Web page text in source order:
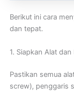
Berikut ini cara
dan tepat.
1. Siapkan Alat dan
Pastikan semua
screw), penggaris